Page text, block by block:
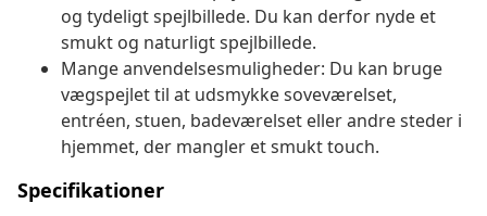
og tydeligt spejlbillede. Du kan derfor nyde et
smukt og naturligt spejlbillede.
Mange anvendelsesmuligheder: Du kan bruge
vægspejlet til at udsmykke soveværelset,
entréen, stuen, badeværelset eller andre steder i
hjemmet, der mangler et smukt touch.
Specifikationer